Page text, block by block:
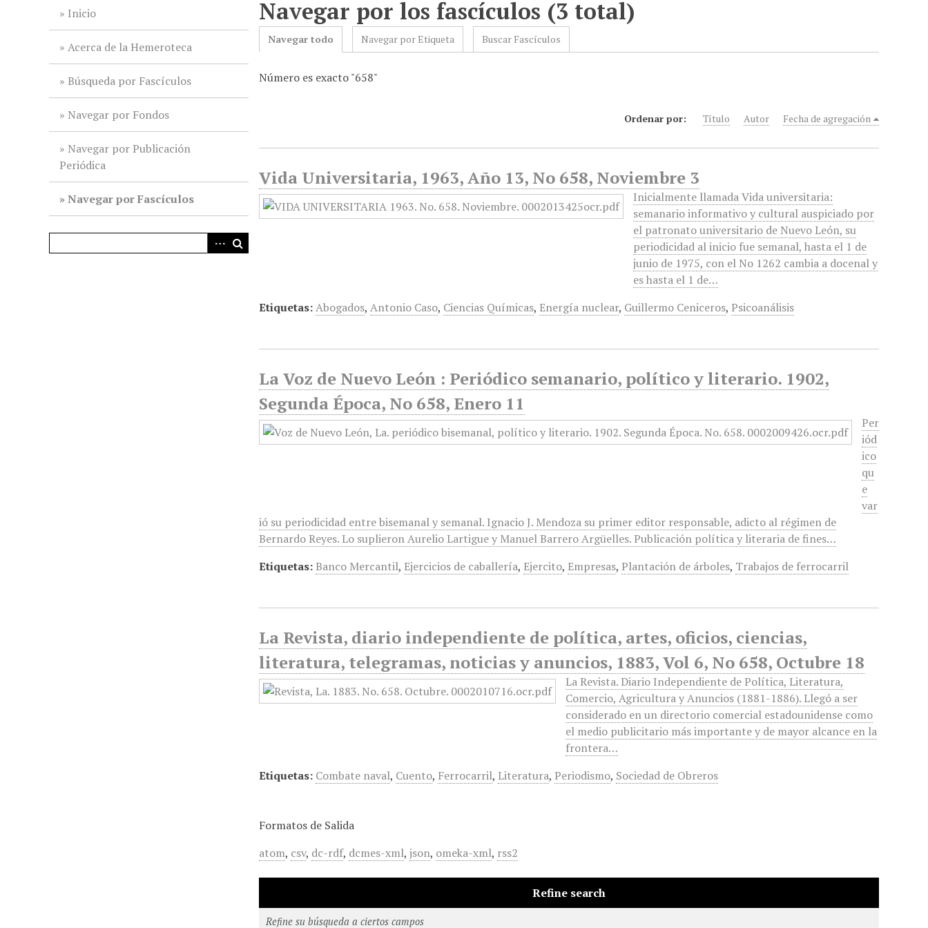
Inicio
Acerca de la Hemeroteca
Búsqueda por Fascículos
Navegar por Fondos
Navegar por Publicación
Periódica
Navegar por Fascículos
Navegar por los fascículos (3 total)
Navegar todo Navegar por Etiqueta Buscar Fascículos
Número es exacto "658"
Ordenar por: Título Autor Fecha de agregación
Vida Universitaria, 1963, Año 13, No 658, Noviembre 3
Inicialmente llamada Vida universitaria:
semanario informativo y cultural auspiciado por
el patronato universitario de Nuevo León, su
periodicidad al inicio fue semanal, hasta el 1 de
junio de 1975, con el No 1262 cambia a docenal y
es hasta el 1 de…
Etiquetas:Abogados,Antonio Caso, Ciencias Químicas, Energía nuclear, Guillermo Ceniceros, Psicoanálisis
La Voz de Nuevo León : Periódico semanario, político y literario. 1902,
Segunda Época, No 658, Enero 11
Per
iód
ico
qu
e
var
ió su periodicidad entre bisemanal y semanal. Ignacio J. Mendoza su primer editor responsable, adicto al régimen de
Bernardo Reyes. Lo suplieron Aurelio Lartigue y Manuel Barrero Argüelles. Publicación política y literaria de fines…
Etiquetas: Banco Mercantil, Ejercicios de caballería, Ejercito, Empresas, Plantación de árboles, Trabajos de ferrocarril
La Revista, diario independiente de política, artes, oficios, ciencias,
literatura, telegramas, noticias y anuncios, 1883, Vol 6, No 658, Octubre 18
La Revista. Diario Independiente de Política, Literatura,
Comercio, Agricultura y Anuncios (1881-1886). Llegó a ser
considerado en un directorio comercial estadounidense como
el medio publicitario más importante y de mayor alcance en la
frontera…
Etiquetas: Combate naval, Cuento, Ferrocarril, Literatura, Periodismo, Sociedad de Obreros
Formatos de Salida
atom, csv, dc-rdf, dcmes-xml,json, omeka-xml, rss2
Refine search
Refine su búsqueda a ciertos campos